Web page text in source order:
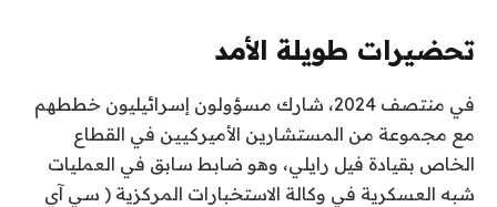
تحضيرات طويلة الأمد
في منتصف 2024، شارك مسؤولون إسرائيليون خططهم
مع مجموعة من المستشارين الأميركيين في القطاع
الخاص بقيادة فيل رايلي، وهو ضابط سابق في العمليات
شبه العسكرية في وكالة الاستخبارات المركزية ( سي آي